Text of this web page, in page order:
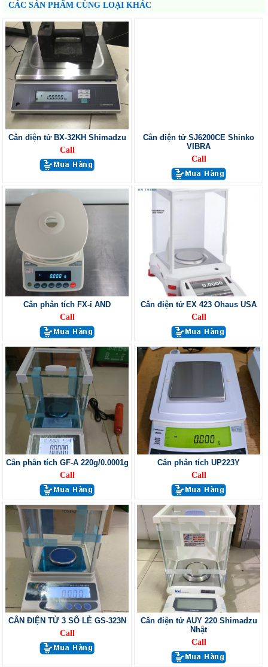
CÁC SẢN PHẨM CÙNG LOẠI KHÁC
Cân điện tử BX-32KH Shimadzu
Call
Cân điện tử SJ6200CE Shinko
VIBRA
Call
Cân phân tích FX-i AND
Call
Cân điện tử EX 423 Ohaus USA
Call
Cân phân tích GF-A 220g/0.0001g
Call
Cân phân tích UP223Y
Call
CÂN ĐIỆN TỬ 3 SỐ LẺ GS-323N
Call
Cân điện tử AUY 220 Shimadzu
Nhật
Call